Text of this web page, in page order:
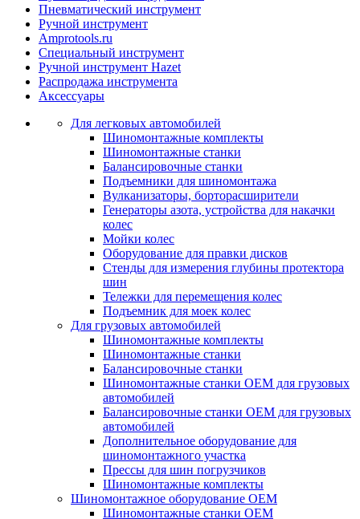
Пневматический инструмент
Ручной инструмент
Amprotools.ru
Специальный инструмент
Ручной инструмент Hazet
Распродажа инструмента
Аксессуары
Для легковых автомобилей
Шиномонтажные комплекты
Шиномонтажные станки
Балансировочные станки
Подъемники для шиномонтажа
Вулканизаторы, борторасширители
Генераторы азота, устройства для накачки
колес
Мойки колес
Оборудование для правки дисков
Стенды для измерения глубины протектора
шин
Тележки для перемещения колес
Подъемник для моек колеc
Для грузовых автомобилей
Шиномонтажные комплекты
Шиномонтажные станки
Балансировочные станки
Шиномонтажные станки ОЕМ для грузовых
автомобилей
Балансировочные станки ОЕМ для грузовых
автомобилей
Дополнительное оборудование для
шиномонтажного участка
Прессы для шин погрузчиков
Шиномонтажные комплекты
Шиномонтажное оборудование ОЕМ
Шиномонтажные станки ОЕМ